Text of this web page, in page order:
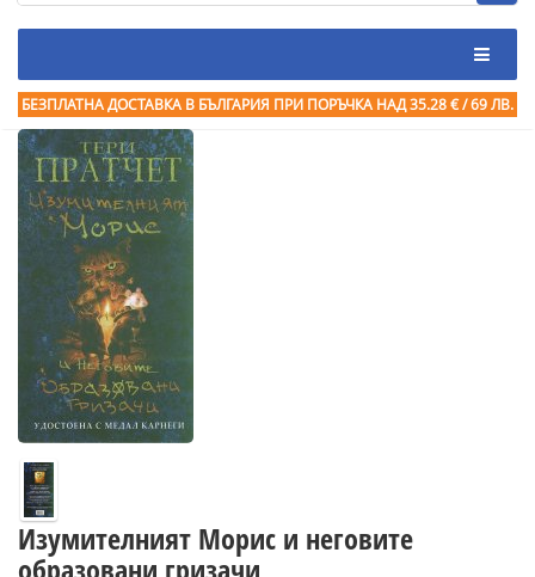
БЕЗПЛАТНА ДОСТАВКА В БЪЛГАРИЯ ПРИ ПОРЪЧКА НАД 35.28 € / 69 ЛВ.
Изумителният Морис и неговите